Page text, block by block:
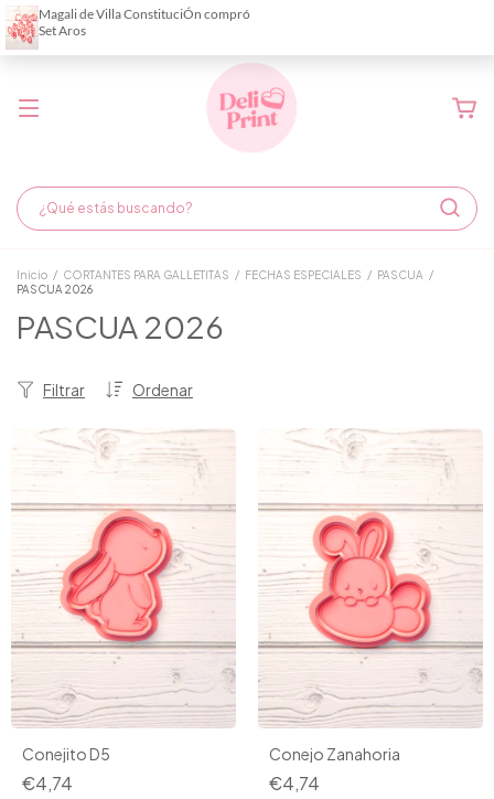
Demora de fabricación hasta 6 días hábiles
Inicio / CORTANTES PARA GALLETITAS / FECHAS ESPECIALES / PASCUA /
PASCUA 2026
PASCUA 2026
Ordenar
Filtrar
Conejito D5
€4,74
Conejo Zanahoria
€4,74